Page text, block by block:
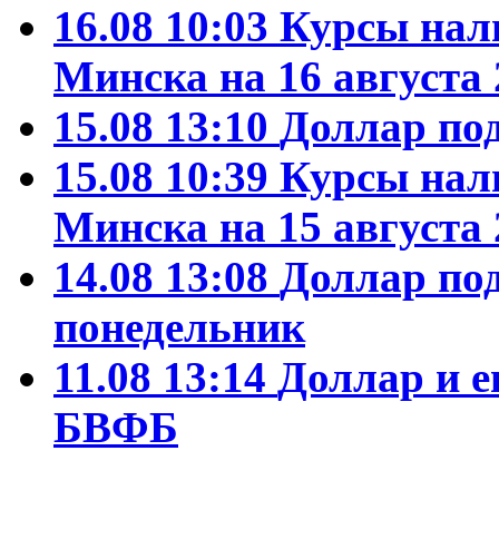
16.08 10:03 Курсы
Минска на 16 августа
15.08 13:10 Доллар
15.08 10:39 Курсы
Минска на 15 августа
14.08 13:08 Доллар
понедельник
11.08 13:14 Доллар и
БВФБ